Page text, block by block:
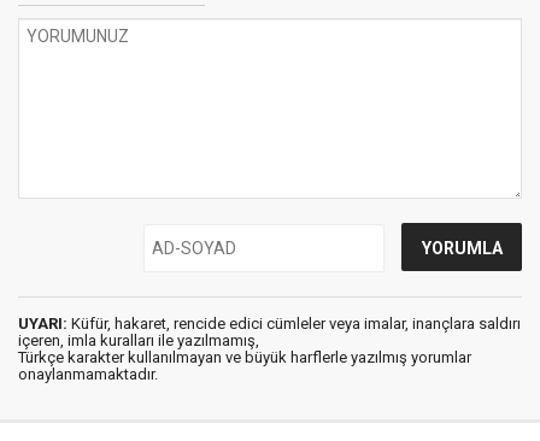
UYARI: Küfür, hakaret, rencide edici cümleler veya imalar, inançlara saldırı
içeren, imla kuralları ile yazılmamış,
Türkçe karakter kullanılmayan ve büyük harflerle yazılmış yorumlar
onaylanmamaktadır.